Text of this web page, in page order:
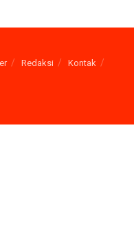
Redaksi
Kontak